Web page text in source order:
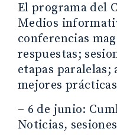
El programa del
Medios
conferencias
respuestas;
etapas
mejores
– 6 de junio:
Noticias,